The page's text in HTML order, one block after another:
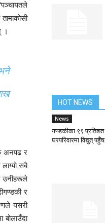
।
अनपढ र
सबै
उनीहरूले
र
यसरी
HOT NEWS
News
गण्डकीका ९९ प्रतिशत
घरपरिवारमा विद्युत् पहुँच